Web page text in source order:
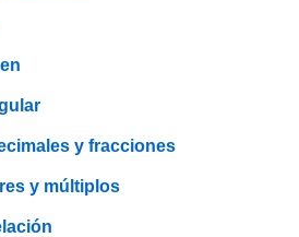
y fracciones
y múltiplos